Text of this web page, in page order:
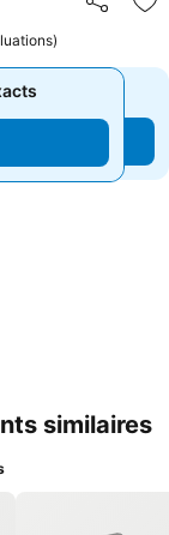
Partager
)
similaires